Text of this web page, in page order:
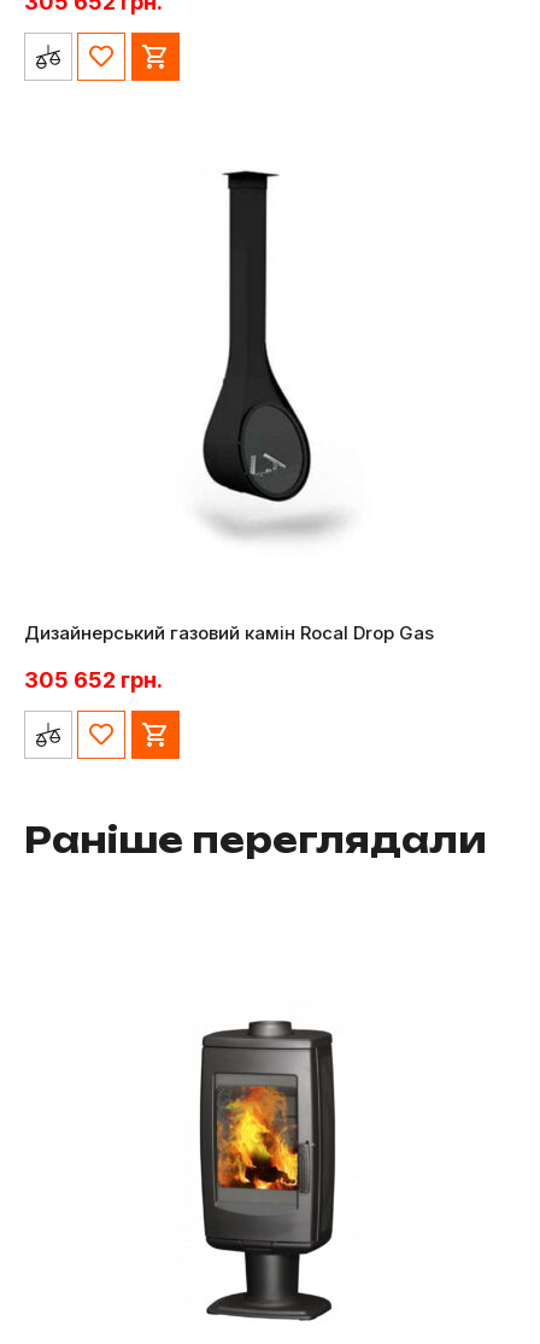
Дизайнерський газовий камін Rocal Drop Gas
305 652 грн.
Раніше переглядали